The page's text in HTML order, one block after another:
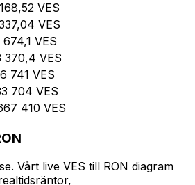
VES
VES
674,1 VES
370,4 VES
741 VES
704 VES
410 VES
Vårt live VES till RON diagram